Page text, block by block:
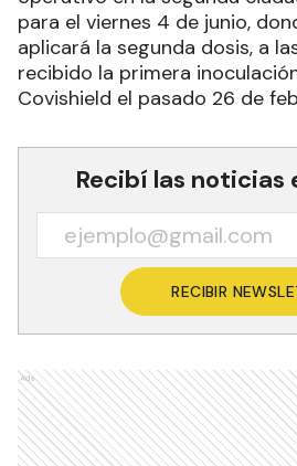
para el viernes 4 de junio,
aplicará la segunda dosis, a
recibido la primera
Covishield el pasado 26 de
Recibí las noticias
RECIBIR
Ads